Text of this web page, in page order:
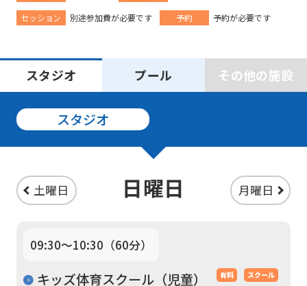
セッション
別途参加費が必要です 予約 予約が必要です
スタジオ プール その他の施設
スタジオ
土曜日 日曜日 月曜日
09:30〜10:30（60分）
キッズ体育スクール（児童） 有料 スクール
For
Central
Sports
automatically